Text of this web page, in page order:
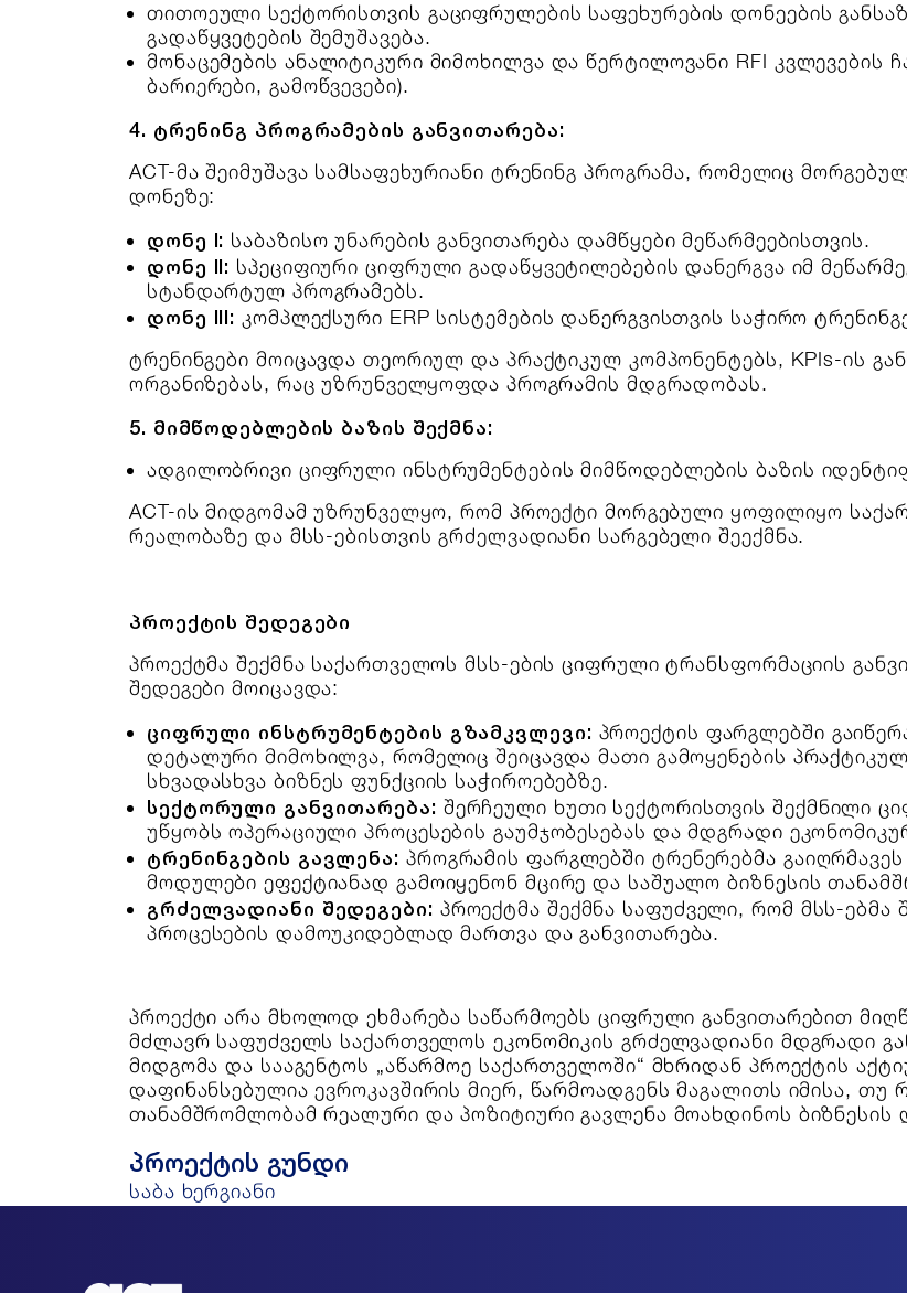
თითოეული სექტორისთვის გაციფრულების საფეხურების დონეების
გადაწყვეტების შემუშავება.
მონაცემების ანალიტიკური მიმოხილვა და წერტილოვანი RFI კვლევების
ბარიერები, გამოწვევები).
4. ტრენინგ პროგრამების განვითარება:
ACT-მა შეიმუშავა სამსაფეხურიანი ტრენინგ პროგრამა, რომელიც
დონეზე:
დონე I: საბაზისო უნარების განვითარება დამწყები მეწარმეებისთვის.
დონე II: სპეციფიური ციფრული გადაწყვეტილებების დანერგვა იმ
სტანდარტულ პროგრამებს.
დონე III: კომპლექსური ERP სისტემების დანერგვისთვის საჭირო
ტრენინგები მოიცავდა თეორიულ და პრაქტიკულ კომპონენტებს, KPIs-ის
ორგანიზებას, რაც უზრუნველყოფდა პროგრამის მდგრადობას.
5. მიმწოდებლების ბაზის შექმნა:
ადგილობრივი ციფრული ინსტრუმენტების მიმწოდებლების ბაზის
ACT-ის მიდგომამ უზრუნველყო, რომ პროექტი მორგებული ყოფილიყო
რეალობაზე და მსს-ებისთვის გრძელვადიანი სარგებელი შეექმნა.
პროექტის შედეგები
პროექტმა შექმნა საქართველოს მსს-ების ციფრული ტრანსფორმაციის
შედეგები მოიცავდა:
ციფრული ინსტრუმენტების გზამკვლევი: პროექტის ფარგლებში
დეტალური მიმოხილვა, რომელიც შეიცავდა მათი გამოყენების
სხვადასხვა ბიზნეს ფუნქციის საჭიროებებზე.
სექტორული განვითარება: შერჩეული ხუთი სექტორისთვის შექმნილი
უწყობს ოპერაციული პროცესების გაუმჯობესებას და მდგრადი
ტრენინგების გავლენა: პროგრამის ფარგლებში ტრენერებმა
მოდულები ეფექტიანად გამოიყენონ მცირე და საშუალო ბიზნესის
გრძელვადიანი შედეგები: პროექტმა შექმნა საფუძველი, რომ მსს-
პროცესების დამოუკიდებლად მართვა და განვითარება.
პროექტი არა მხოლოდ ეხმარება საწარმოებს ციფრული განვითარებით
მძლავრ საფუძველს საქართველოს ეკონომიკის გრძელვადიანი მდგრადი
მიდგომა და სააგენტოს „აწარმოე საქართველოში“ მხრიდან პროექტის
დაფინანსებულია ევროკავშირის მიერ, წარმოადგენს მაგალითს იმისა, თუ
თანამშრომლობამ რეალური და პოზიტიური გავლენა მოახდინოს ბიზნესის
პროექტის გუნდი
საბა ხერგიანი